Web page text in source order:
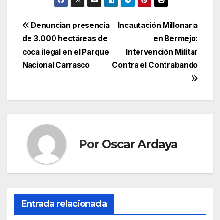
Navegación
de
entradas
Incautación Millonaria
en Bermejo:
Intervención Militar
Contra el Contrabando
Denuncian presencia
de 3.000 hectáreas de
coca ilegal en el Parque
Nacional Carrasco
Por Oscar Ardaya
Entrada relacionada